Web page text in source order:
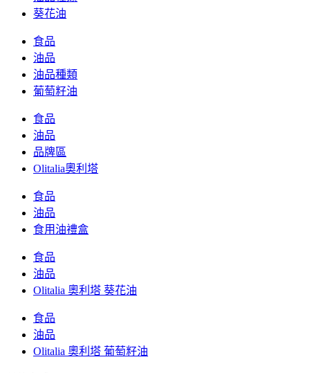
葵花油
食品
油品
油品種類
葡萄籽油
食品
油品
品牌區
Olitalia奧利塔
食品
油品
食用油禮盒
食品
油品
Olitalia 奧利塔 葵花油
食品
油品
Olitalia 奧利塔 葡萄籽油